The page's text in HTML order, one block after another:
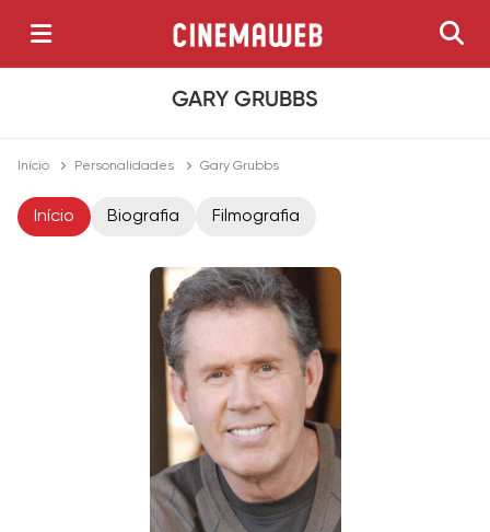
GARY GRUBBS
Início Personalidades Gary Grubbs
Início Biografia Filmografia